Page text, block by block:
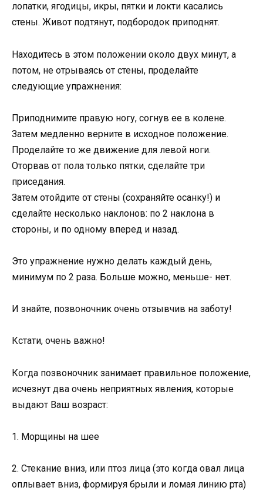
лопатки, ягодицы, икры, пятки и локти касались
стены. Живот подтянут, подбородок приподнят.
Находитесь в этом положении около двух минут, а
потом, не отрываясь от стены, проделайте
следующие упражнения:
Приподнимите правую ногу, согнув ее в колене.
Затем медленно верните в исходное положение.
Проделайте то же движение для левой ноги.
Оторвав от пола только пятки, сделайте три
приседания.
Затем отойдите от стены (сохраняйте осанку!) и
сделайте несколько наклонов: по 2 наклона в
стороны, и по одному вперед и назад.
Это упражнение нужно делать каждый день,
минимум по 2 раза. Больше можно, меньше- нет.
И знайте, позвоночник очень отзывчив на заботу!
Кстати, очень важно!
Когда позвоночник занимает правильное положение,
исчезнут два очень неприятных явления, которые
выдают Ваш возраст:
1. Морщины на шее
2. Стекание вниз, или птоз лица (это когда овал лица
оплывает вниз, формируя брыли и ломая линию рта)